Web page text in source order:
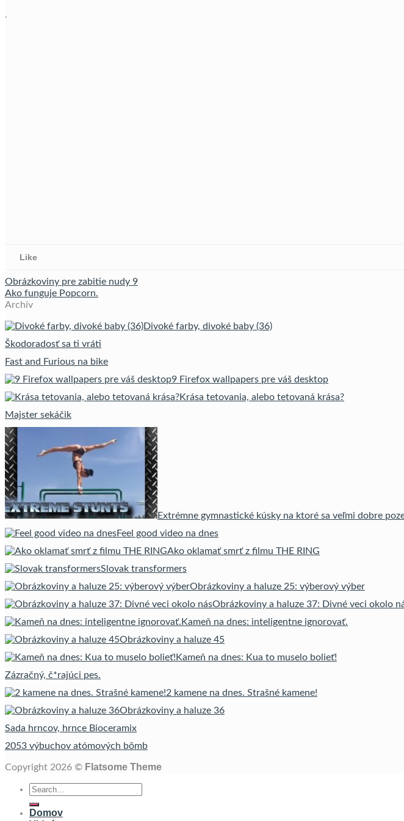
.
Like
Obrázkoviny pre zabitie nudy 9
Ako funguje Popcorn.
Archív
Divoké farby, divoké baby (36)
Škodoradosť sa ti vráti
Fast and Furious na bike
9 Firefox wallpapers pre váš desktop
Krása tetovania, alebo tetovaná krása?
Majster sekáčik
Extrémne gymnastické kúsky na ktoré sa veľmi dobre
Feel good video na dnes
Ako oklamať smrť z filmu THE RING
Slovak transformers
Obrázkoviny a haluze 25: výberový výber
Obrázkoviny a haluze 37: Divné veci okolo
Kameň na dnes: inteligentne ignorovať.
Obrázkoviny a haluze 45
Kameň na dnes: Kua to muselo bolieť!
Zázračný, č*rajúci pes.
2 kamene na dnes. Strašné kamene!
Obrázkoviny a haluze 36
Sada hrncov, hrnce Bioceramix
2053 výbuchov atómových bômb
Copyright 2026 © Flatsome Theme
Domov